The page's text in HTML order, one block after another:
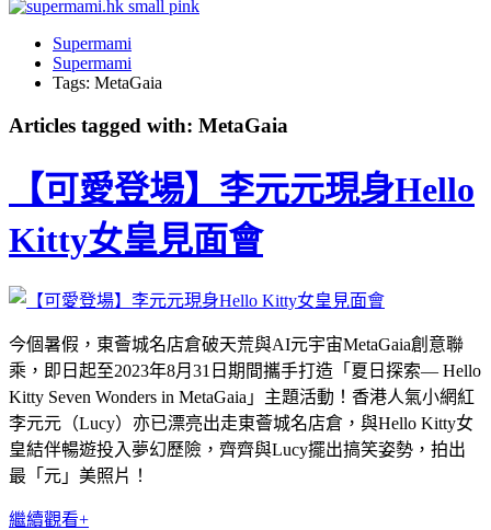
Supermami
Supermami
Tags: MetaGaia
Articles tagged with: MetaGaia
【可愛登場】李元元現身Hello
Kitty女皇見面會
今個暑假，東薈城名店倉破天荒與AI元宇宙MetaGaia創意聯
乘，即日起至2023年8月31日期間攜手打造「夏日探索— Hello
Kitty Seven Wonders in MetaGaia」主題活動！香港人氣小網紅
李元元（Lucy）亦已漂亮出走東薈城名店倉，與Hello Kitty女
皇結伴暢遊投入夢幻歷險，齊齊與Lucy擺出搞笑姿勢，拍出
最「元」美照片！
繼續觀看+